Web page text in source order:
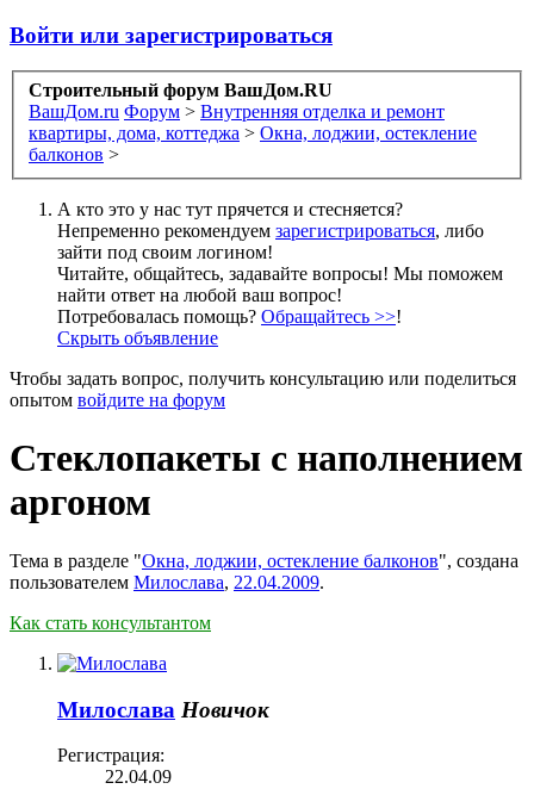
Войти или зарегистрироваться
Строительный форум ВашДом.RU
ВашДом.ru Форум > Внутренняя отделка и ремонт
квартиры, дома, коттеджа > Окна, лоджии, остекление
балконов >
А кто это у нас тут прячется и стесняется?
Непременно рекомендуем зарегистрироваться, либо
зайти под своим логином!
Читайте, общайтесь, задавайте вопросы! Мы поможем
найти ответ на любой ваш вопрос!
Потребовалась помощь? Обращайтесь >>!
Скрыть объявление
Чтобы задать вопрос, получить консультацию или поделиться
опытом войдите на форум
Стеклопакеты с наполнением
аргоном
Тема в разделе "Окна, лоджии, остекление балконов", создана
пользователем Милослава, 22.04.2009.
Как стать консультантом
Милослава Новичок
Регистрация:
22.04.09